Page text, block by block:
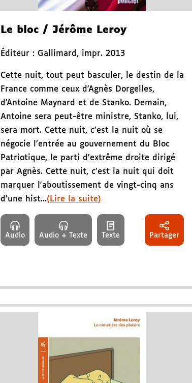
Le bloc/ Jérôme Leroy
Éditeur : Gallimard , impr. 2013
Cette nuit, tout peut basculer, le destin de la
France comme ceux d'Agnès Dorgelles,
d'Antoine Maynard et de Stanko. Demain,
Antoine sera peut-être ministre, Stanko, lui,
sera mort. Cette nuit, c'est la nuit où se
négocie l'entrée au gouvernement du Bloc
Patriotique, le parti d'extrême droite dirigé
par Agnès. Cette nuit, c'est la nuit qui doit
marquer l'aboutissement de vingt-cinq ans
d'une hist...(Lire la suite)
Audio Audio + Texte Texte Partager